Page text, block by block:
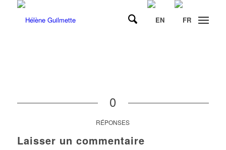
0
RÉPONSES
Laisser un commentaire